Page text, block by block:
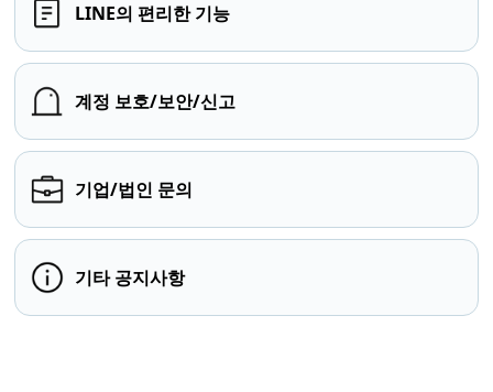
LINE의 편리한 기능
계정 보호/보안/신고
기업/법인 문의
기타 공지사항